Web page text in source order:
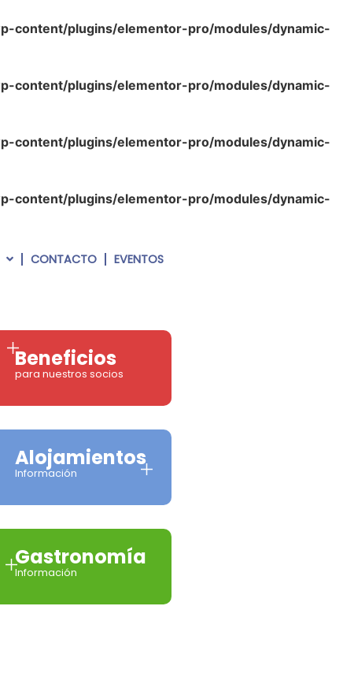
content/plugins/elementor-pro/modules/dynamic-
content/plugins/elementor-pro/modules/dynamic-
content/plugins/elementor-pro/modules/dynamic-
content/plugins/elementor-pro/modules/dynamic-
CONTACTO EVENTOS
Beneficios
para nuestros socios
Alojamientos
Información
Gastronomía
Información